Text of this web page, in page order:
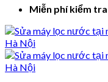
Miễn phí kiểm